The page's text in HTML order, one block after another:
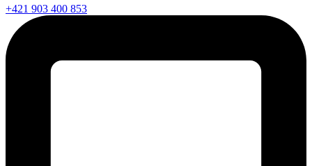
+421 903 400 853